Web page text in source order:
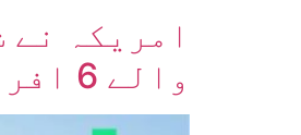
والے 6 افراد اور 2 کمپنیوں پر پابندیاں عائد کر دیں